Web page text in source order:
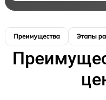
Преимущества Этапы